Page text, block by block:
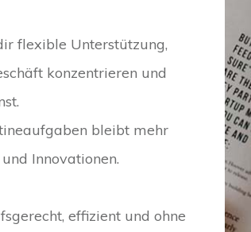
flexible Unterstützung,
konzentrieren und
bleibt mehr
Innovationen.
effizient und ohne